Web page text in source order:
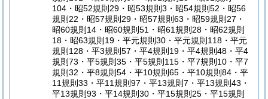
104・昭52規則29・昭53規則3・昭54規則52・昭56
規則22・昭57規則29・昭57規則63・昭59規則27・
昭60規則14・昭60規則51・昭61規則28・昭62規則
18・昭63規則19・平元規則30・平元規則118・平元
規則128・平3規則57・平4規則19・平4規則48・平4
規則73・平5規則35・平5規則115・平7規則10・平7
規則32・平8規則54・平10規則65・平10規則84・平
11規則33・平11規則97・平13規則7・平13規則43・
平13規則93・平14規則30・平15規則25・平15規則